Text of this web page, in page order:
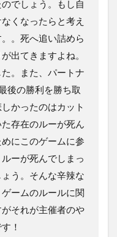
でしょう。もし自
くなったらと考え
。死へ追い詰めら
出てきますよね。
。また、パートナ
後の勝利を勝ち取
かったのはカット
存在のルーが死ん
にこのゲームに参
ーが死んでしまっ
う。そんな辛辣な
ームのルールに関
それが主催者のや
！